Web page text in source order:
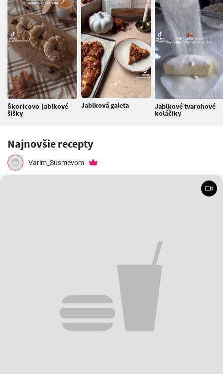
Škoricovo-jablkové
šišky
Jablková galeta Jablkové tvarohové
koláčiky
Najnovšie recepty
Varim_Susmevom